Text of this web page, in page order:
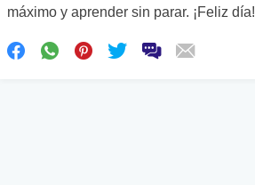
máximo y aprender sin parar. ¡Feliz día!